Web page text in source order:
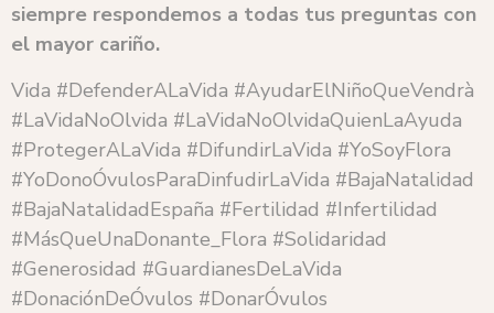
siempre respondemos a todas tus preguntas con
el mayor cariño.
Vida #DefenderALaVida #AyudarElNiñoQueVendrà
#LaVidaNoOlvida #LaVidaNoOlvidaQuienLaAyuda
#ProtegerALaVida #DifundirLaVida #YoSoyFlora
#YoDonoÓvulosParaDinfudirLaVida #BajaNatalidad
#BajaNatalidadEspaña #Fertilidad #Infertilidad
#MásQueUnaDonante_Flora #Solidaridad
#Generosidad #GuardianesDeLaVida
#DonaciónDeÓvulos #DonarÓvulos